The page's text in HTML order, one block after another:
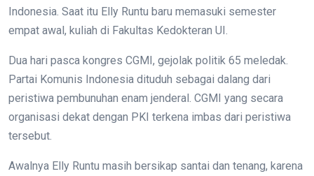
Indonesia. Saat itu Elly Runtu baru memasuki semester
empat awal, kuliah di Fakultas Kedokteran UI.
Dua hari pasca kongres CGMI, gejolak politik 65 meledak.
Partai Komunis Indonesia dituduh sebagai dalang dari
peristiwa pembunuhan enam jenderal. CGMI yang secara
organisasi dekat dengan PKI terkena imbas dari peristiwa
tersebut.
Awalnya Elly Runtu masih bersikap santai dan tenang, karena